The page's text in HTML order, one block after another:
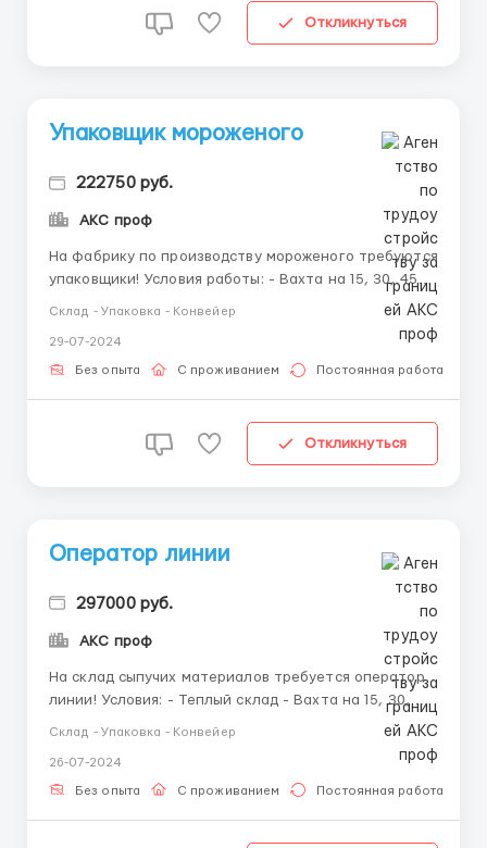
Откликнуться
Упаковщик мороженого
222750 руб.
АКС проф
На фабрику по производству мороженого требуются
упаковщики! Условия работы: - Вахта на 15, 30, 45
Трудоустройство и заселение в день приезда! -
Официальное трудоустройство или по договору -
Склад - Упаковка - Конвейер
29-07-2024
Без опыта С проживанием Постоянная работа
Откликнуться
Оператор линии
297000 руб.
АКС проф
На склад сыпучих материалов требуется оператор
линии! Условия: - Теплый склад - Вахта на 15, 30, 45
заселение в день приезда! - Официальное
трудоустройство или по договору - Смены по 11
Склад - Упаковка - Конвейер
26-07-2024
Без опыта С проживанием Постоянная работа